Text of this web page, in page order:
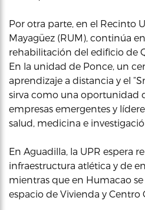
Por otra parte, en el Recinto
Mayagüez (RUM), continúa
rehabilitación del edificio de
En la unidad de Ponce, un
aprendizaje a distancia y el
sirva como una oportunidad
empresas emergentes y
salud, medicina e
En Aguadilla, la UPR espera
infraestructura atlética y de
mientras que en Humacao
espacio de Vivienda y Centro